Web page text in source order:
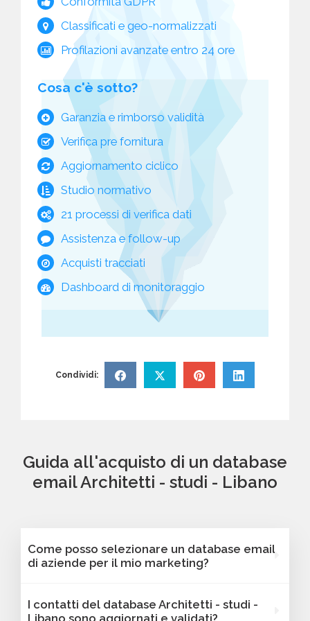
Classificati e geo-normalizzati
Profilazioni avanzate entro 24 ore
Cosa c'è sotto?
Garanzia e rimborso validità
Verifica pre fornitura
Aggiornamento ciclico
Studio normativo
21 processi di verifica dati
Assistenza e follow-up
Acquisti tracciati
Dashboard di monitoraggio
Condividi:
Guida all'acquisto di un database
email Architetti - studi - Libano
Come posso selezionare un database email
di aziende per il mio marketing?
nostra piattaforma Bancomail. Troverai
I contatti del database Architetti - studi -
Libano sono aggiornati e validati?